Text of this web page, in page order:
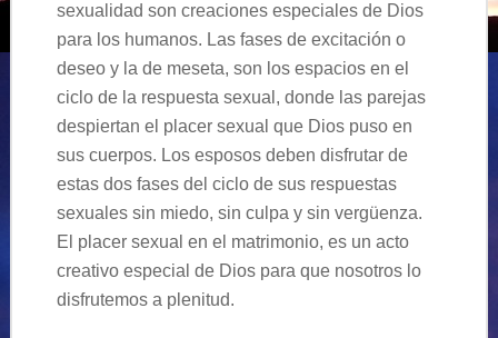
sexualidad son creaciones especiales de Dios
para los humanos. Las fases de excitación o
deseo y la de meseta, son los espacios en el
ciclo de la respuesta sexual, donde las parejas
despiertan el placer sexual que Dios puso en
sus cuerpos. Los esposos deben disfrutar de
estas dos fases del ciclo de sus respuestas
sexuales sin miedo, sin culpa y sin vergüenza.
El placer sexual en el matrimonio, es un acto
creativo especial de Dios para que nosotros lo
disfrutemos a plenitud.